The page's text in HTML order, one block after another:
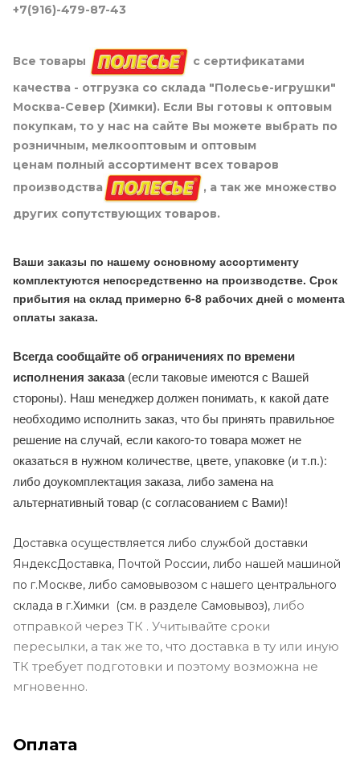
+7(916)-479-87-43
Все товары
с сертификатами
качества - отгрузка со склада "Полесье-игрушки"
Москва-Север (Химки). Если Вы готовы к оптовым
покупкам, то у нас на сайте Вы можете выбрать по
розничным, мелкооптовым и оптовым
ценам полный ассортимент всех товаров
производства
, а так же множество
других сопутствующих товаров.
Ваши заказы по нашему основному ассортименту
комплектуются непосредственно на производстве. Срок
прибытия на склад примерно 6-8 рабочих дней с момента
оплаты заказа.
Всегда сообщайте об ограничениях по времени
исполнения заказа(если таковые имеются с Вашей
стороны). Наш менеджер должен понимать, к какой дате
необходимо исполнить заказ, что бы принять правильное
решение на случай, если какого-то товара может не
оказаться в нужном количестве, цвете, упаковке (и т.п.):
либо доукомплектация заказа, либо замена на
альтернативный товар (с согласованием с Вами)!
Доставка осуществляется либо службой доставки
ЯндексДоставка, Почтой России, либо нашей машиной
по г.Москве, либо самовывозом с нашего центрального
склада в г.Химки (см. в разделе Самовывоз), либо
отправкой через ТК . Учитывайте сроки
пересылки, а так же то, что доставка в ту или иную
ТК требует подготовки и поэтому возможна не
мгновенно.
Оплата